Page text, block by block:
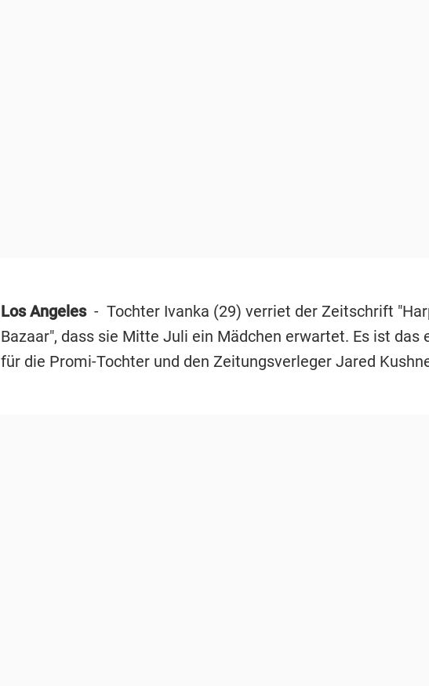
Los Angeles- Tochter Ivanka (29) verriet der Zeitschrift
Bazaar", dass sie Mitte Juli ein Mädchen erwartet. Es ist das
für die Promi-Tochter und den Zeitungsverleger Jared